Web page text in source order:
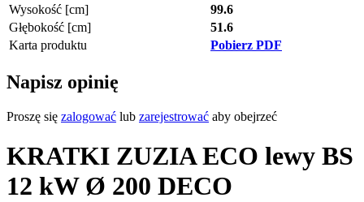
Wysokość [cm]
99.6
Głębokość [cm]
51.6
Karta produktu
Pobierz PDF
Napisz opinię
Proszę się zalogować lub zarejestrować aby obejrzeć
KRATKI ZUZIA ECO lewy BS
12 kW Ø 200 DECO